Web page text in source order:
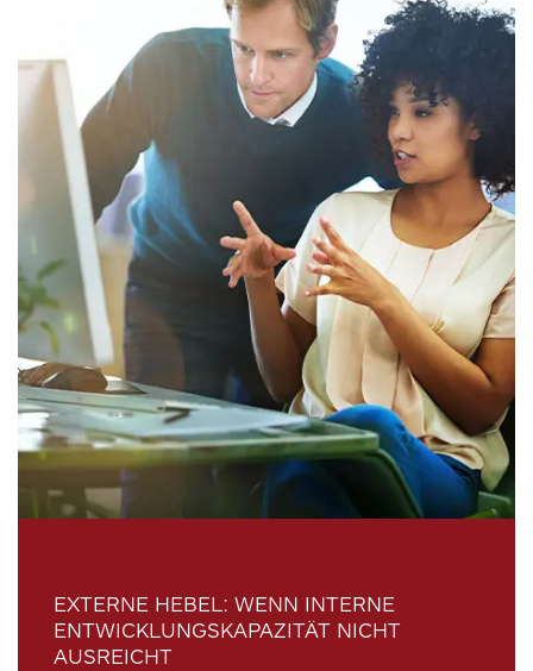
EXTERNE HEBEL: WENN INTERNE
ENTWICKLUNGSKAPAZITÄT NICHT
AUSREICHT